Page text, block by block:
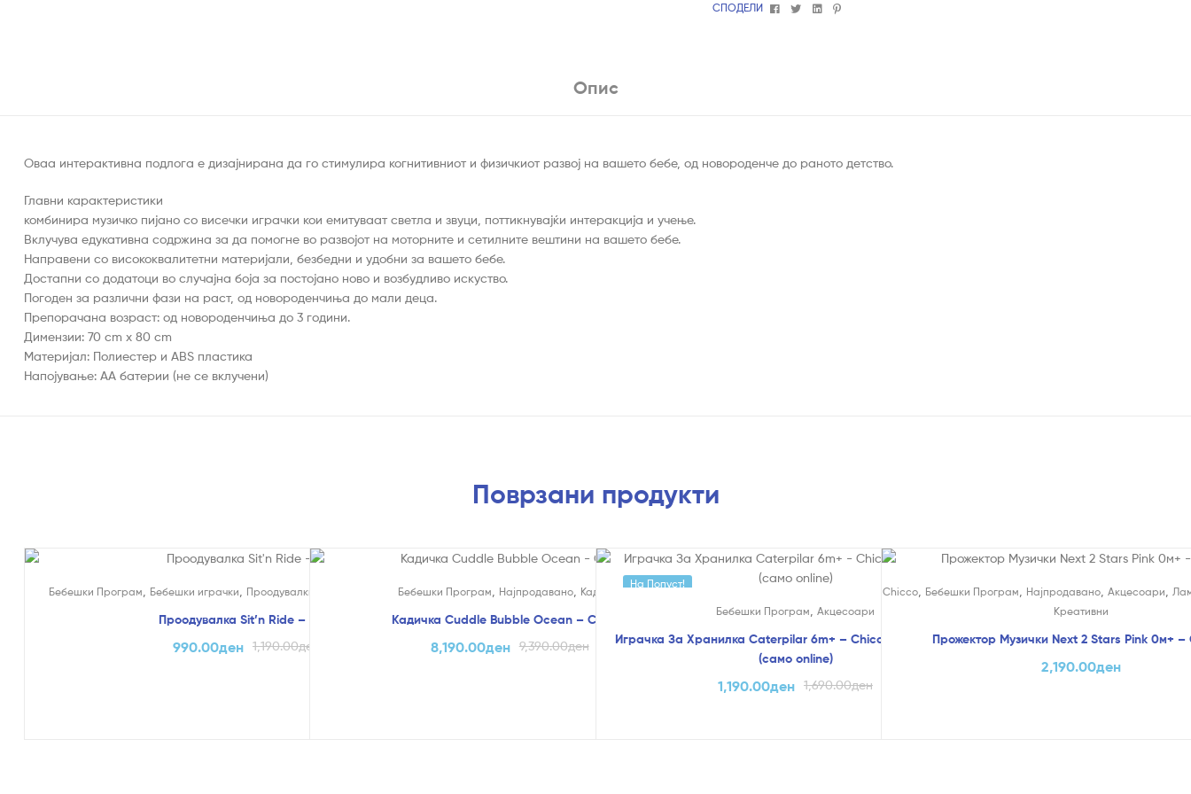
СПОДЕЛИ
FacebookTwitterLinkedin
Pinterest
Опис
Оваа интерактивна подлога е дизајнирана да го стимулира когнитивниот и физичкиот развој на вашето бебе, од новороденче до раното детство.
Главни карактеристики
комбинира музичко пијано со висечки играчки кои емитуваат светла и звуци, поттикнувајќи интеракција и учење.
Вклучува едукативна содржина за да помогне во развојот на моторните и сетилните вештини на вашето бебе.
Направени со висококвалитетни материјали, безбедни и удобни за вашето бебе.
Достапни со додатоци во случајна боја за постојано ново и возбудливо искуство.
Погоден за различни фази на раст, од новороденчиња до мали деца.
Препорачана возраст: од новороденчиња до 3 години.
Димензии: 70 cm x 80 cm
Материјал: Полиестер и ABS пластика
Напојување: АА батерии (не се вклучени)
Поврзани продукти
Бебешки Програм Бебешки играчки Проодувалки Едукативни и Креативни
Проодувалка Sit’n Ride – Dolu
1,190.00ден
990.00ден
Бебешки Програм Најпродавано, Кадички
Кадичка Cuddle Bubble Ocean – Chicco
9,390.00ден
8,190.00ден
На Попуст!
Бебешки Програм Акцесоари
Играчка За Хранилка Caterpilar 6m+ – Chicco-Голем Попуст
(само online)
1,690.00ден
1,190.00ден
Chicco Бебешки Програм Најпродавано ,Акцесоари
Креативни
Прожектор Музички Next 2 Stars Pink 0м+ –
2,190.00ден